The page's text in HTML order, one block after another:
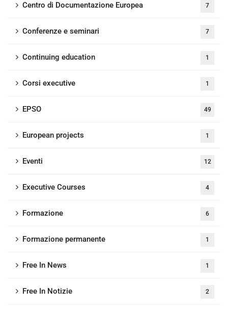
Centro di Documentazione Europea 7
Conferenze e seminari 7
Continuing education 1
Corsi executive 1
EPSO 49
European projects 1
Eventi 12
Executive Courses 4
Formazione 6
Formazione permanente 1
Free In News 1
Free In Notizie 2